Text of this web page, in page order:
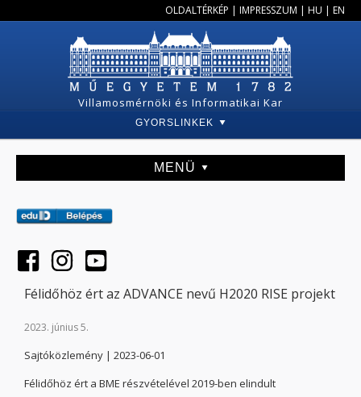
OLDALTÉRKÉP | IMPRESSZUM | HU | EN
Villamosmérnöki és Informatikai Kar
GYORSLINKEK
MENÜ
Félidőhöz ért az ADVANCE nevű H2020 RISE projekt
2023. június 5.
Sajtóközlemény | 2023-06-01
Félidőhöz ért a BME részvételével 2019-ben elindult